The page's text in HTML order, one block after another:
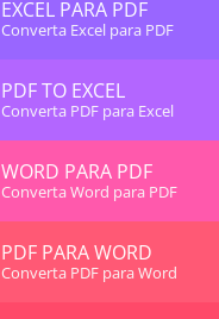
EXCEL PARA PDF
Converta Excel para PDF
PDF TO EXCEL
Converta PDF para Excel
WORD PARA PDF
Converta Word para PDF
PDF PARA WORD
Converta PDF para Word